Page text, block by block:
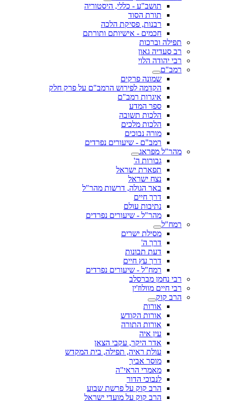
תושב"ע - כללי, היסטוריה
תורת הסוד
רבנות, פסיקת הלכה
חכמים - אישיותם ותורתם
תפילה וברכות
רב סעדיה גאון
רבי יהודה הלוי
רמב"ם
שמונה פרקים
הקדמה לפירוש הרמב"ם על פרק חלק
איגרות רמב"ם
ספר המדע
הלכות תשובה
הלכות מלכים
מורה נבוכים
רמב"ם - שיעורים נפרדים
מהר"ל מפראג
גבורות ה'
תפארת ישראל
נצח ישראל
באר הגולה, דרשות מהר"ל
דרך חיים
נתיבות עולם
מהר"ל - שיעורים נפרדים
רמח"ל
מסילת ישרים
דרך ה'
דעת תבונות
דרך עץ חיים
רמח"ל - שיעורים נפרדים
רבי נחמן מברסלב
רבי חיים מוולוז'ין
הרב קוק
אורות
אורות הקודש
אורות התורה
עין איה
אדר היקר, עקבי הצאן
עולת ראיה, תפילה, בית המקדש
מוסר אביך
מאמרי הראי"ה
לנבוכי הדור
הרב קוק על פרשת שבוע
הרב קוק על מועדי ישראל